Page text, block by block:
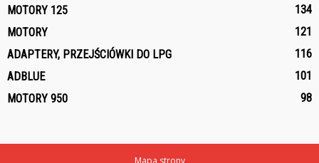
MOTORY 125
134
MOTORY
121
ADAPTERY, PRZEJŚCIÓWKI DO LPG
116
ADBLUE
101
MOTORY 950
98
Mapa strony